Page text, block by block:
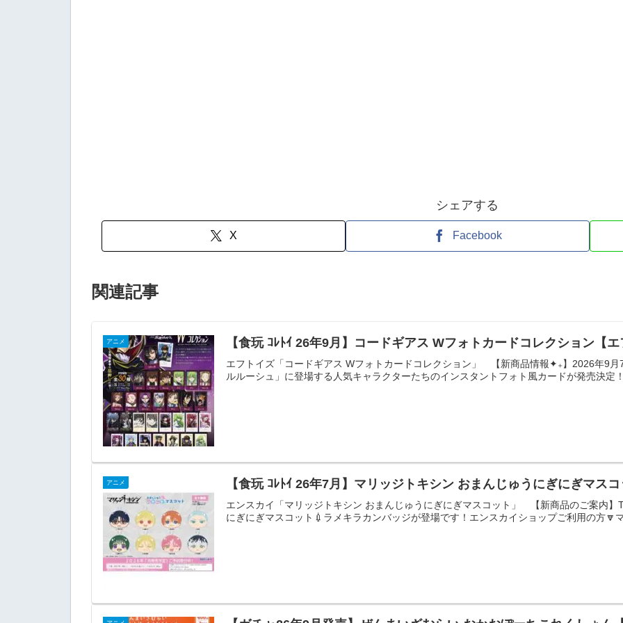
シェアする
X Facebook
関連記事
アニメ 【食玩 ｺﾚﾄｲ 26年9月】コードギアス Wフォトカードコレクション【
エフトイズ「コードギアス Wフォトカードコレクション」 【新商品情報✦₊】2026年9
ルルーシュ」に登場する人気キャラクターたちのインスタントフォト風カードが発売決定
アニメ 【食玩 ｺﾚﾄｲ 26年7月】マリッジトキシン おまんじゅうにぎにぎマス
エンスカイ「マリッジトキシン おまんじゅうにぎにぎマスコット」 【新商品のご案内】
にぎにぎマスコット💉ラメキラカンバッジが登場です！エンスカイショップご利用の方🔽